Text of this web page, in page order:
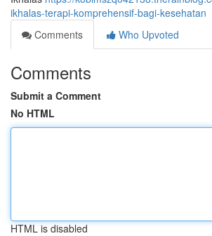
ikhalas-terapi-komprehensif-bagi-kesehatan
Comments
Who Upvoted
Comments
Submit a Comment
No HTML
HTML is disabled